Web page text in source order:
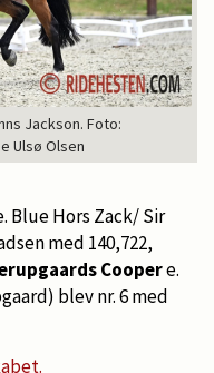
Jackson. Foto:
Ulsø Olsen
Blue Hors Zack/ Sir
med 140,722,
Coopere.
blev nr. 6 med